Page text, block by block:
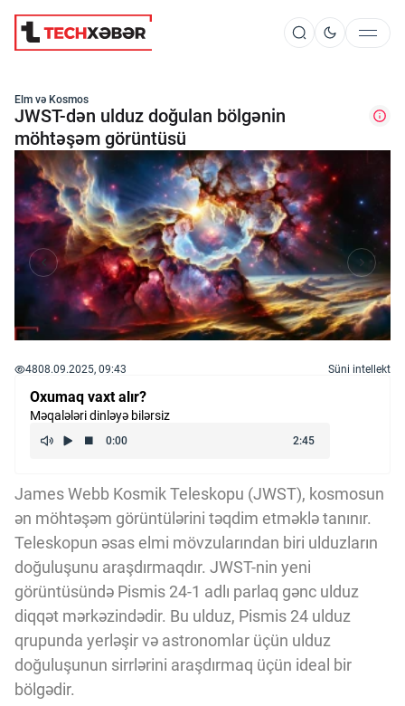
Süni İntellekt
Elm və Kosmos
Texnoloji İnkişaf
İnnovasiya və Startaplar
Robot və Cihazlar
Kriptovalyuta
ÇƏRƏZLƏR SİYASƏTİ
İSTIFADƏ ŞƏRTLƏRİ
MƏXFİLİK SİYASƏTİ
Haqqımızda
Elm və Kosmos
JWST-dən ulduz doğulan bölgənin
möhtəşəm görüntüsü
4808.09.2025, 09:43 Süni intellekt
Oxumaq vaxt alır?
Məqalələri dinləyə bilərsiz
James Webb Kosmik Teleskopu (JWST), kosmosun
ən möhtəşəm görüntülərini təqdim etməklə tanınır.
Teleskopun əsas elmi mövzularından biri ulduzların
doğuluşunu araşdırmaqdır. JWST-nin yeni
görüntüsündə Pismis 24-1 adlı parlaq gənc ulduz
diqqət mərkəzindədir. Bu ulduz, Pismis 24 ulduz
qrupunda yerləşir və astronomlar üçün ulduz
doğuluşunun sirrlərini araşdırmaq üçün ideal bir
bölgədir.